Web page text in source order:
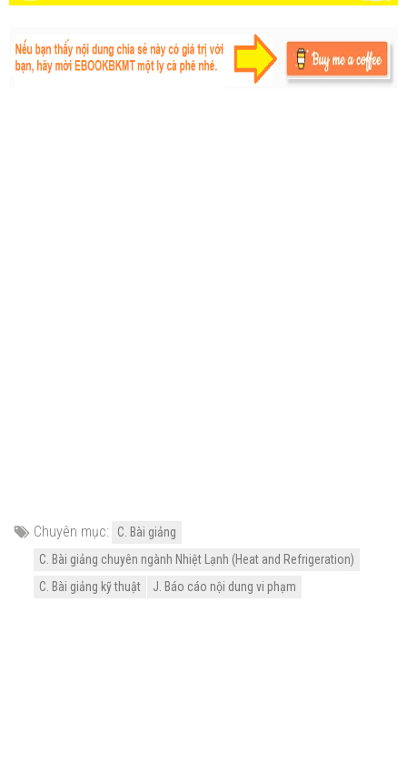
Chuyên mục:
C. Bài giảng
C. Bài giảng chuyên ngành Nhiệt Lạnh (Heat and Refrigeration)
C. Bài giảng kỹ thuật
J. Báo cáo nội dung vi phạm